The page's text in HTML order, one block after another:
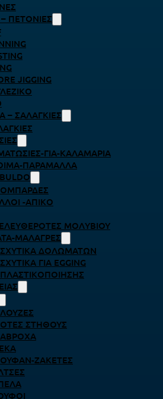
ΠΕΤΟΝΙΈΣ
JIGGING
– ΣΑΛΑΓΚΙΈΣ
ΓΙΑ-ΚΑΛΑΜΆΡΙΑ
ΠΑΡΆΜΑΛΛΑ
-ΑΠΊΚΟ
ΜΟΛΥΒΙΟΎ
ΜΑΛΆΓΡΕΣ
ΔΟΛΩΜΆΤΩΝ
ΓΙΑ EGGING
ΣΤΉΘΟΥΣ
ΖΑΚΈΤΕΣ